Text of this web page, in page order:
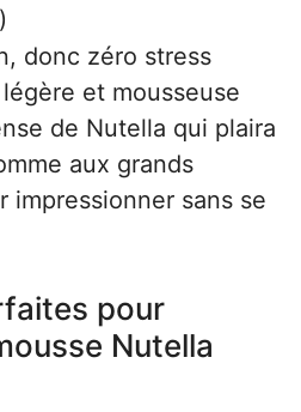
donc zéro stress
et mousseuse
de Nutella qui plaira
aux grands
impressionner sans se
pour
Nutella